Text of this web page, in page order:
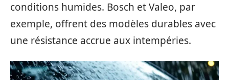
conditions humides. Bosch et Valeo, par
exemple, offrent des modèles durables avec
une résistance accrue aux intempéries.